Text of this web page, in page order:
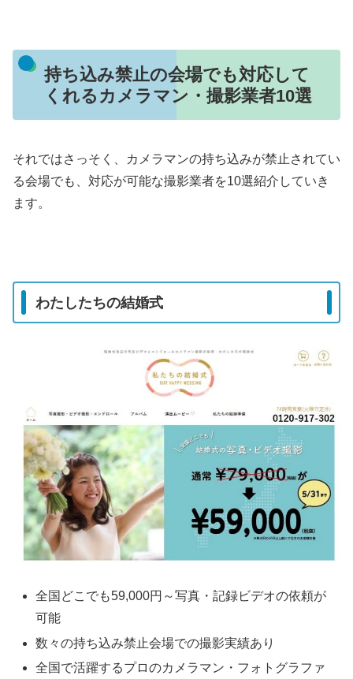
持ち込み禁止の会場でも対応して
くれるカメラマン・撮影業者10選
それではさっそく、カメラマンの持ち込みが禁止されてい
る会場でも、対応が可能な撮影業者を10選紹介していき
ます。
わたしたちの結婚式
全国どこでも59,000円～写真・記録ビデオの依頼が
可能
数々の持ち込み禁止会場での撮影実績あり
全国で活躍するプロのカメラマン・フォトグラファ